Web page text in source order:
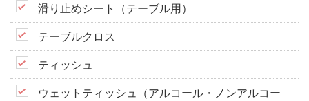
滑り止めシート（テーブル用）
テーブルクロス
ティッシュ
ウェットティッシュ（アルコール・ノンアルコー